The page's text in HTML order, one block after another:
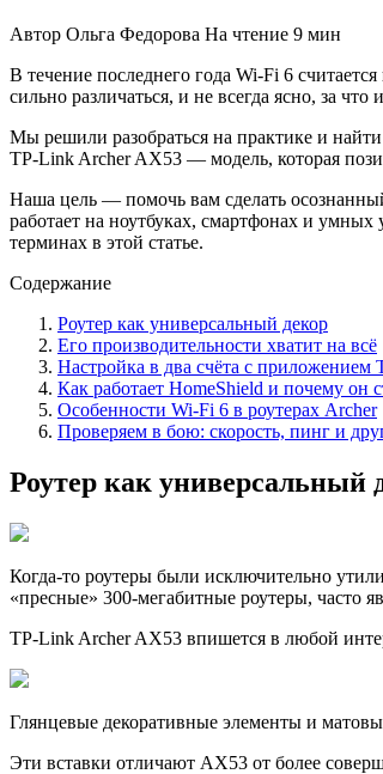
Автор Ольга Федорова На чтение 9 мин
В течение последнего года Wi-Fi 6
сильно различаться, и не всегда ясно, за
Мы решили разобраться на практике и
TP-Link Archer AX53 — модель, которая
Наша цель — помочь вам сделать
работает на ноутбуках, смартфонах и
терминах в этой статье.
Содержание
Роутер как универсальный декор
Его производительности хватит на всё
Настройка в два счёта с приложением
Как работает HomeShield и почему он
Особенности Wi-Fi 6 в роутерах Archer
Проверяем в бою: скорость, пинг и
Роутер как универсальный
Когда-то роутеры были исключительно
«пресные» 300-мегабитные роутеры, часто
TP-Link Archer AX53 впишется в любой
Глянцевые декоративные элементы и
Эти вставки отличают AX53 от более